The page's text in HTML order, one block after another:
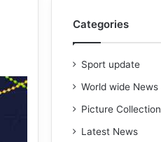
Categories
Sport update
World wide News
Picture Collection
Latest News